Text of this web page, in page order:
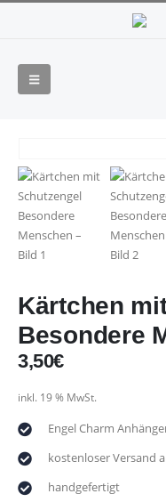
Kärtchen
Besondere
3,50€
inkl. 19 % MwSt.
Engel Charm
kostenloser Versand
handgefertigt